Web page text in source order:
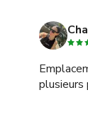
plusieurs